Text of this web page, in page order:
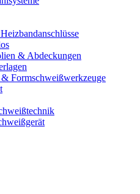
& Abdeckungen
Formschweiß­werkzeuge